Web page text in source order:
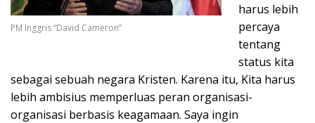
PM Inggris “David Cameron”
harus lebih
percaya
tentang
status kita
sebagai sebuah negara Kristen. Karena itu, Kita harus
lebih ambisius memperluas peran organisasi-
organisasi berbasis keagamaan. Saya ingin